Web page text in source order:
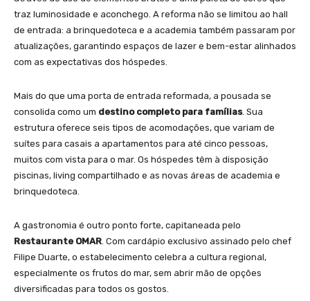
traz luminosidade e aconchego. A reforma não se limitou ao hall
de entrada: a brinquedoteca e a academia também passaram por
atualizações, garantindo espaços de lazer e bem-estar alinhados
com as expectativas dos hóspedes.
Mais do que uma porta de entrada reformada, a pousada se
consolida como um destino completo para famílias. Sua
estrutura oferece seis tipos de acomodações, que variam de
suítes para casais a apartamentos para até cinco pessoas,
muitos com vista para o mar. Os hóspedes têm à disposição
piscinas, living compartilhado e as novas áreas de academia e
brinquedoteca.
A gastronomia é outro ponto forte, capitaneada pelo
Restaurante OMAR . Com cardápio exclusivo assinado pelo chef
Filipe Duarte, o estabelecimento celebra a cultura regional,
especialmente os frutos do mar, sem abrir mão de opções
diversificadas para todos os gostos.